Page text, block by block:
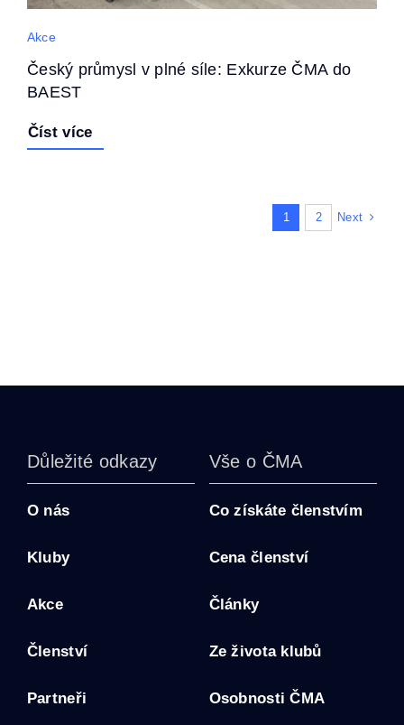
Akce
Český průmysl v plné síle: Exkurze ČMA do
BAEST
Číst více
1 2 Next
Důležité odkazy
O nás
Kluby
Akce
Členství
Partneři
Vše o ČMA
Co získáte členstvím
Cena členství
Články
Ze života klubů
Osobnosti ČMA